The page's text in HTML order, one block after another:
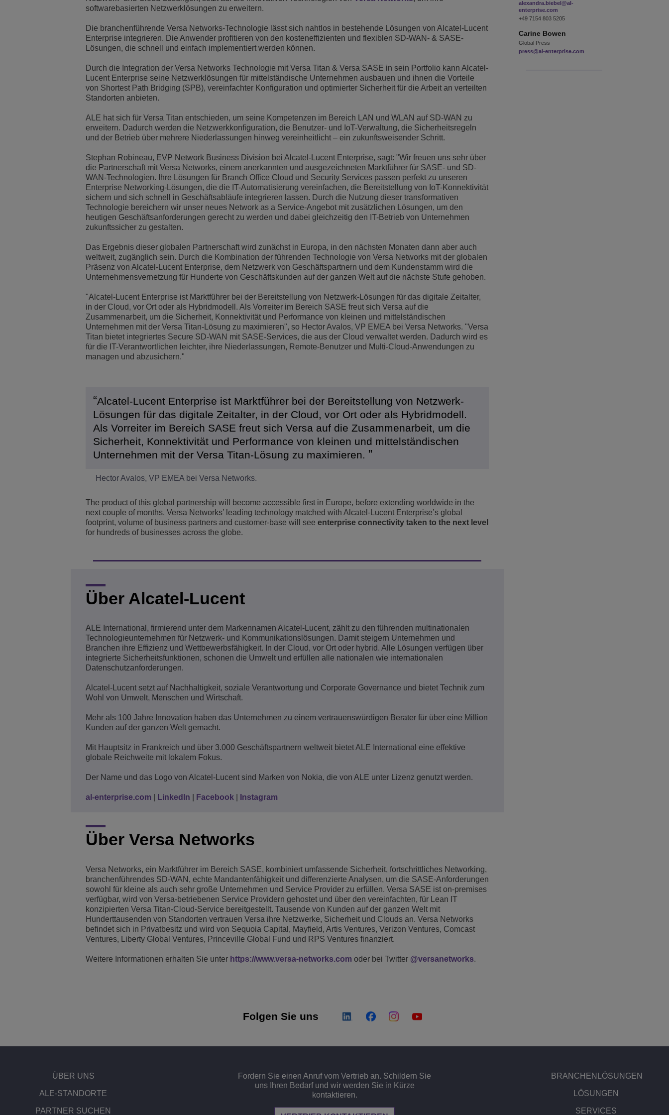
Kleine und mittelständische Unternehmen
Everything as a Service (XaaS)
Mission-Critical Communications
Digitale Dividenden
softwarebasierten Netzwerklösungen zu erweitern.
Die branchenführende Versa Networks-Technologie lässt sich nahtlos in bestehende Lösungen von Alcatel-Lucent
Enterprise integrieren. Die Anwender profitieren von den kosteneffizienten und flexiblen SD-WAN- & SASE-
Lösungen, die schnell und einfach implementiert werden können.
Durch die Integration der Versa Networks Technologie mit Versa Titan & Versa SASE in sein Portfolio kann Alcatel-
Lucent Enterprise seine Netzwerklösungen für mittelständische Unternehmen ausbauen und ihnen die Vorteile
von Shortest Path Bridging (SPB), vereinfachter Konfiguration und optimierter Sicherheit für die Arbeit an verteilten
Standorten anbieten.
ALE hat sich für Versa Titan entschieden, um seine Kompetenzen im Bereich LAN und WLAN auf SD-WAN zu
erweitern. Dadurch werden die Netzwerkkonfiguration, die Benutzer- und IoT-Verwaltung, die Sicherheitsregeln
und der Betrieb über mehrere Niederlassungen hinweg vereinheitlicht – ein zukunftsweisender Schritt.
Stephan Robineau, EVP Network Business Division bei Alcatel-Lucent Enterprise, sagt: "Wir freuen uns sehr über
die Partnerschaft mit Versa Networks, einem anerkannten und ausgezeichneten Marktführer für SASE- und SD-
WAN-Technologien. Ihre Lösungen für Branch Office Cloud und Security Services passen perfekt zu unseren
Enterprise Networking-Lösungen, die die IT-Automatisierung vereinfachen, die Bereitstellung von IoT-Konnektivität
sichern und sich schnell in Geschäftsabläufe integrieren lassen. Durch die Nutzung dieser transformativen
Technologie bereichern wir unser neues Network as a Service-Angebot mit zusätzlichen Lösungen, um den
heutigen Geschäftsanforderungen gerecht zu werden und dabei gleichzeitig den IT-Betrieb von Unternehmen
zukunftssicher zu gestalten.
Das Ergebnis dieser globalen Partnerschaft wird zunächst in Europa, in den nächsten Monaten dann aber auch
weltweit, zugänglich sein. Durch die Kombination der führenden Technologie von Versa Networks mit der globalen
Präsenz von Alcatel-Lucent Enterprise, dem Netzwerk von Geschäftspartnern und dem Kundenstamm wird die
Unternehmensvernetzung für Hunderte von Geschäftskunden auf der ganzen Welt auf die nächste Stufe gehoben.
"Alcatel-Lucent Enterprise ist Marktführer bei der Bereitstellung von Netzwerk-Lösungen für das digitale Zeitalter,
in der Cloud, vor Ort oder als Hybridmodell. Als Vorreiter im Bereich SASE freut sich Versa auf die
Zusammenarbeit, um die Sicherheit, Konnektivität und Performance von kleinen und mittelständischen
Unternehmen mit der Versa Titan-Lösung zu maximieren", so Hector Avalos, VP EMEA bei Versa Networks. "Versa
Titan bietet integriertes Secure SD-WAN mit SASE-Services, die aus der Cloud verwaltet werden. Dadurch wird es
für die IT-Verantwortlichen leichter, ihre Niederlassungen, Remote-Benutzer und Multi-Cloud-Anwendungen zu
managen und abzusichern."
Alcatel-Lucent Enterprise ist Marktführer bei der Bereitstellung von Netzwerk-
Lösungen für das digitale Zeitalter, in der Cloud, vor Ort oder als Hybridmodell.
Als Vorreiter im Bereich SASE freut sich Versa auf die Zusammenarbeit, um die
Sicherheit, Konnektivität und Performance von kleinen und mittelständischen
Unternehmen mit der Versa Titan-Lösung zu maximieren.
Hector Avalos, VP EMEA bei Versa Networks.
The product of this global partnership will become accessible first in Europe, before extending worldwide in the
next couple of months. Versa Networks’ leading technology matched with Alcatel-Lucent Enterprise’s global
footprint, volume of business partners and customer-base will see enterprise connectivity taken to the next level
for hundreds of businesses across the globe.
Über Alcatel-Lucent
ALE International, firmierend unter dem Markennamen Alcatel-Lucent, zählt zu den führenden multinationalen
Technologieunternehmen für Netzwerk- und Kommunikationslösungen. Damit steigern Unternehmen und
Branchen ihre Effizienz und Wettbewerbsfähigkeit. In der Cloud, vor Ort oder hybrid. Alle Lösungen verfügen über
integrierte Sicherheitsfunktionen, schonen die Umwelt und erfüllen alle nationalen wie internationalen
Datenschutzanforderungen.
Alcatel-Lucent setzt auf Nachhaltigkeit, soziale Verantwortung und Corporate Governance und bietet Technik zum
Wohl von Umwelt, Menschen und Wirtschaft.
Mehr als 100 Jahre Innovation haben das Unternehmen zu einem vertrauenswürdigen Berater für über eine Million
Kunden auf der ganzen Welt gemacht.
Mit Hauptsitz in Frankreich und über 3.000 Geschäftspartnern weltweit bietet ALE International eine effektive
globale Reichweite mit lokalem Fokus.
Der Name und das Logo von Alcatel-Lucent sind Marken von Nokia, die von ALE unter Lizenz genutzt werden.
al-enterprise.com LinkedIn Facebook Instagram
Über Versa Networks
Versa Networks, ein Marktführer im Bereich SASE, kombiniert umfassende Sicherheit, fortschrittliches Networking,
branchenführendes SD-WAN, echte Mandantenfähigkeit und differenzierte Analysen, um die SASE-Anforderungen
sowohl für kleine als auch sehr große Unternehmen und Service Provider zu erfüllen. Versa SASE ist on-premises
verfügbar, wird von Versa-betriebenen Service Providern gehostet und über den vereinfachten, für Lean IT
konzipierten Versa Titan-Cloud-Service bereitgestellt. Tausende von Kunden auf der ganzen Welt mit
Hunderttausenden von Standorten vertrauen Versa ihre Netzwerke, Sicherheit und Clouds an. Versa Networks
befindet sich in Privatbesitz und wird von Sequoia Capital, Mayfield, Artis Ventures, Verizon Ventures, Comcast
Ventures, Liberty Global Ventures, Princeville Global Fund und RPS Ventures finanziert.
Weitere Informationen erhalten Sie unter https://www.versa-networks.com oder bei Twitter @versanetworks.
alexandra.biebel@al-
enterprise.com
+49 7154 803 5205
Carine Bowen
Global Press
press@al-enterprise.com
Folgen Sie uns
ÜBER UNS
​​ALE-STANDORTE
PARTNER SUCHEN
Fordern Sie einen Anruf vom Vertrieb an. Schildern Sie
uns Ihren Bedarf und wir werden Sie in Kürze
kontaktieren.
BRANCHENLÖSUNGEN
LÖSUNGEN
SERVICES